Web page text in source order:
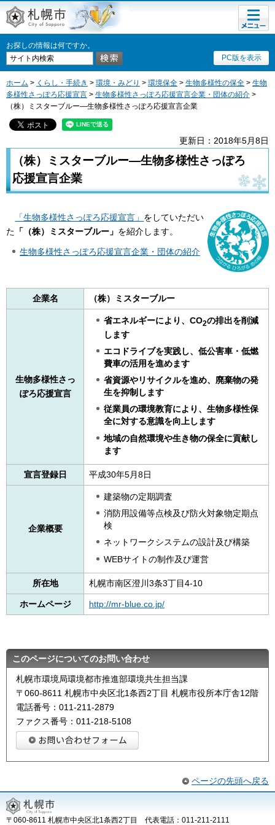
札幌市
お探しの情報は何ですか。
PC版を表示
メニュ
ー
ホーム > くらし・手続き > 環境・みどり > 環境保全 > 生物多様性の保全 > 生物
多様性さっぽろ応援宣言 > 生物多様性さっぽろ応援宣言企業・団体の紹介 >
（株）ミスターブルー―生物多様性さっぽろ応援宣言企業
更新日：2018年5月8日
（株）ミスターブルー―生物多様性さっぽろ
応援宣言企業
「生物多様性さっぽろ応援宣言」 をしていただい
た 「（株）ミスターブルー 」 を紹介します。
生物多様性さっぽろ応援宣言企業・団体の紹介
企業名 （株）ミスターブルー
生物多様性さっ
ぽろ応援宣言
省エネルギーにより、CO2の排出を削減
します
エコドライブを実践し、低公害車・低燃
費車の活用を進めます
省資源やリサイクルを進め、廃棄物の発
生を抑制します
従業員の環境教育により、生物多様性保
全に対する意識を向上します
地域の自然環境や生き物の保全に貢献し
ます
宣言登録日 平成30年5月8日
企業概要
建築物の定期調査
消防用設備等点検及び防火対象物定期点
検
ネットワークシステムの設計及び構築
WEBサイトの制作及び運営
所在地 札幌市南区澄川3条3丁目4-10
ホームページ http://mr-blue.co.jp/
このページについてのお問い合わせ
札幌市環境局環境都市推進部環境共生担当課
〒060-8611 札幌市中央区北1条西2丁目 札幌市役所本庁舎12階
電話番号：011-211-2879
ファクス番号：011-218-5108
ページの先頭へ戻る
〒060-8611 札幌市中央区北1条西2丁目 代表電話：011-211-2111